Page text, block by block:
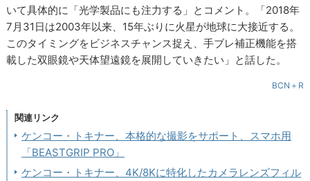
いて具体的に「光学製品にも注力する」とコメント。「2018年
7月31日は2003年以来、15年ぶりに火星が地球に大接近する。
このタイミングをビジネスチャンス捉え、手ブレ補正機能を搭
載した双眼鏡や天体望遠鏡を展開していきたい」と話した。
BCN＋R
関連リンク
ケンコー・トキナー、本格的な撮影をサポート、スマホ用
「BEASTGRIP PRO」
ケンコー・トキナー、4K/8Kに特化したカメラレンズフィル